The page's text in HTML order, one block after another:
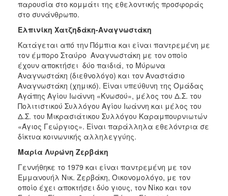
παρουσία στο κομμάτι της εθελοντικής προσφοράς
στο συνάνθρωπο.
Ελπινίκη Χατζηδάκη-Αναγνωστάκη
Κατάγεται από την Πόμπια και είναι παντρεμένη με
τον έμπορο Σταύρο Αναγνωστάκη με τον οποίο
έχουν αποκτήσει δύο παιδιά, το Μύρωνα
Αναγνωστάκη (διεθνολόγο) και τον Αναστάσιο
Αναγνωστάκη (χημικό). Είναι υπεύθυνη της Ομάδας
Αγάπης Αγίου Ιωάννη «Κνωσού», μέλος του Δ.Σ. του
Πολιτιστικού Συλλόγου Αγίου Ιωάννη και μέλος του
Δ.Σ. του Μικρασιάτικου Συλλόγου Καραμπουρνιωτών
«Άγιος Γεώργιος». Είναι παράλληλα εθελόντρια σε
δίκτυα κοινωνικής αλληλεγγύης.
Μαρία Λυρώνη Ζερβάκη
Γεννήθηκε το 1979 και είναι παντρεμένη με τον
Εμμανουήλ Νικ. Ζερβάκη, Οικονομολόγο, με τον
οποίο έχει αποκτήσει δύο γιους, τον Νίκο και τον